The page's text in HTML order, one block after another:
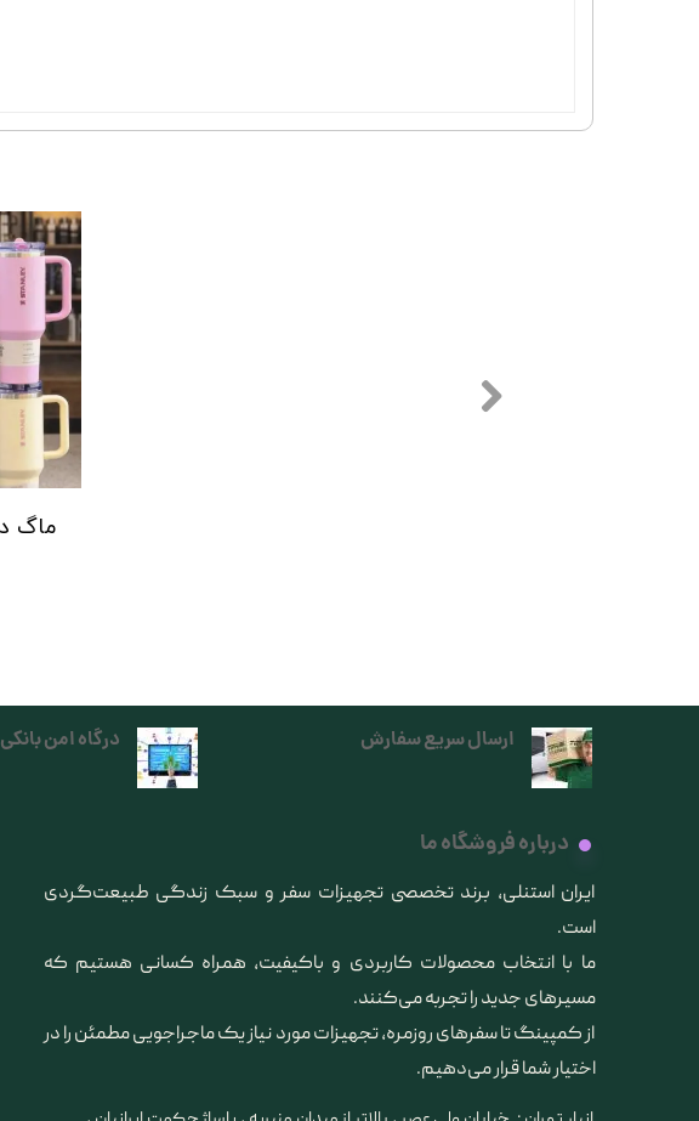
ارسال سریع سفارش
درباره فروشگاه ما
​ایران استنلی، برند تخصصی تجهیزات سفر و سبک زندگی طبیعت‌گردی
است.
ما با انتخاب محصولات کاربردی و باکیفیت، همراه کسانی هستیم که
مسیرهای جدید را تجربه می‌کنند.
از کمپینگ تا سفرهای روزمره، تجهیزات مورد نیاز یک ماجراجویی مطمئن را در
اختیار شما قرار می‌دهیم.
درگاه امن بانکی